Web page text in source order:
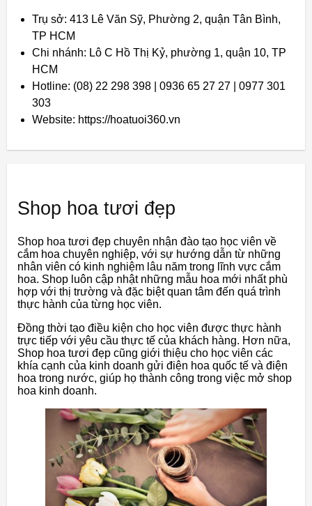
Trụ sở: 413 Lê Văn Sỹ, Phường 2, quận Tân Bình,
TP HCM
Chi nhánh: Lô C Hồ Thị Kỷ, phường 1, quận 10, TP
HCM
Hotline: (08) 22 298 398 | 0936 65 27 27 | 0977 301
303
Website: https://hoatuoi360.vn
Shop hoa tươi đẹp
Shop hoa tươi đẹp chuyên nhận đào tạo học viên về
cắm hoa chuyên nghiệp, với sự hướng dẫn từ những
nhân viên có kinh nghiệm lâu năm trong lĩnh vực cắm
hoa. Shop luôn cập nhật những mẫu hoa mới nhất phù
hợp với thị trường và đặc biệt quan tâm đến quá trình
thực hành của từng học viên.
Đồng thời tạo điều kiện cho học viên được thực hành
trực tiếp với yêu cầu thực tế của khách hàng. Hơn nữa,
Shop hoa tươi đẹp cũng giới thiệu cho học viên các
khía cạnh của kinh doanh gửi điện hoa quốc tế và điện
hoa trong nước, giúp họ thành công trong việc mở shop
hoa kinh doanh.